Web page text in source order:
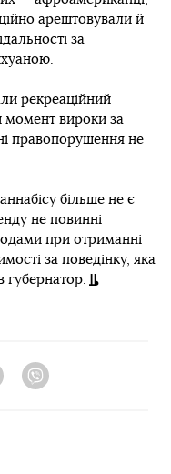
арештовували й
за
рекреаційний
момент вироки за
правопорушення не
більше не є
не повинні
при отриманні
за поведінку, яка
губернатор.
Telegram